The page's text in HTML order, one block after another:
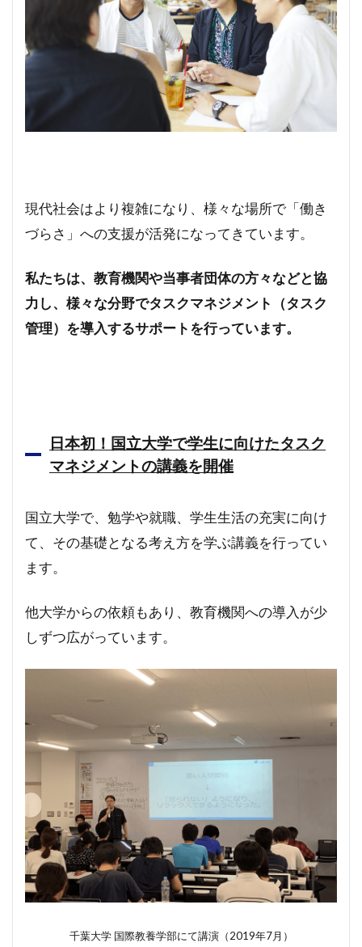
現代社会はより複雑になり、様々な場所で「働き
づらさ」への支援が活発になってきています。
私たちは、教育機関や当事者団体の方々などと協
力し、様々な分野でタスクマネジメント（タスク
管理）を導入するサポートを行っています。
日本初！国立大学で学生に向けたタスク
マネジメントの講義を開催
国立大学で、勉学や就職、学生生活の充実に向け
て、その基礎となる考え方を学ぶ講義を行ってい
ます。
他大学からの依頼もあり、教育機関への導入が少
しずつ広がっています。
千葉大学 国際教養学部にて講演（2019年7月）